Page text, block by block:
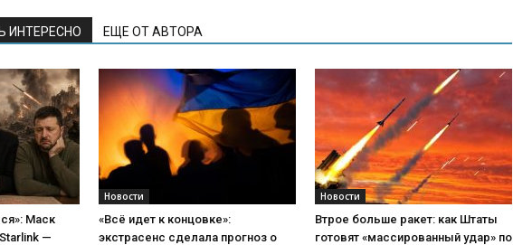
ИНТЕРЕСНО ЕЩЕ ОТ АВТОРА
Маск
—
Новости
«Всё идет к концовке»:
экстрасенс сделала прогноз о
Новости
Втрое больше ракет: как Штаты
готовят «массированный удар» по